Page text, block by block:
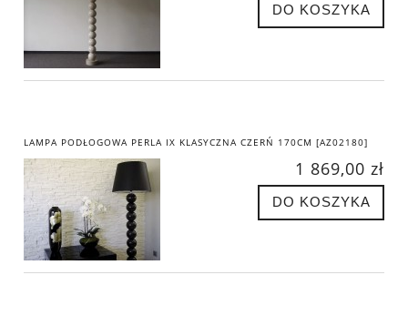
DO KOSZYKA
LAMPA PODŁOGOWA PERLA IX KLASYCZNA CZERŃ 170CM [AZ02180]
1 869,00 zł
DO KOSZYKA